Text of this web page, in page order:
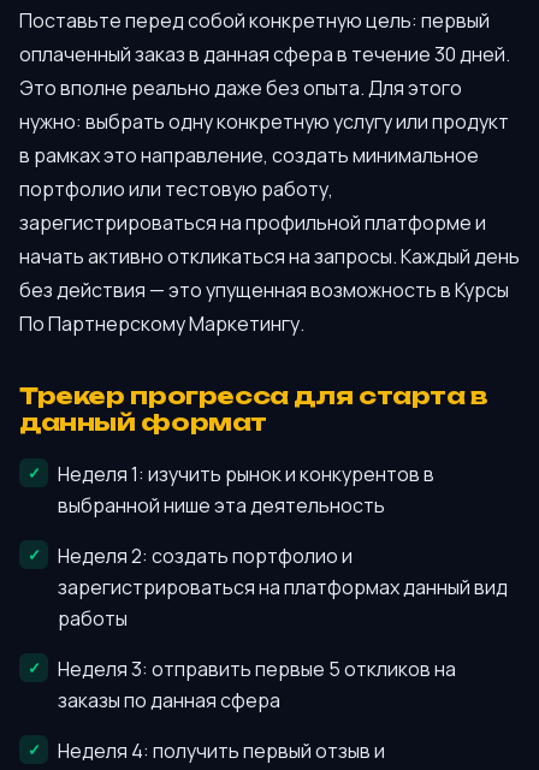
Поставьте перед собой конкретную цель: первый
оплаченный заказ в данная сфера в течение 30 дней.
Это вполне реально даже без опыта. Для этого
нужно: выбрать одну конкретную услугу или продукт
в рамках это направление, создать минимальное
портфолио или тестовую работу,
зарегистрироваться на профильной платформе и
начать активно откликаться на запросы. Каждый день
без действия — это упущенная возможность в Курсы
По Партнерскому Маркетингу.
Трекер прогресса для старта в
данный формат
Неделя 1: изучить рынок и конкурентов в
выбранной нише эта деятельность
Неделя 2: создать портфолио и
зарегистрироваться на платформах данный вид
работы
Неделя 3: отправить первые 5 откликов на
заказы по данная сфера
Неделя 4: получить первый отзыв и